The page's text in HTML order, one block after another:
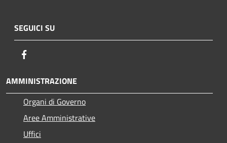
SEGUICI SU
AMMINISTRAZIONE
Organi di Governo
Aree Amministrative
Uffici